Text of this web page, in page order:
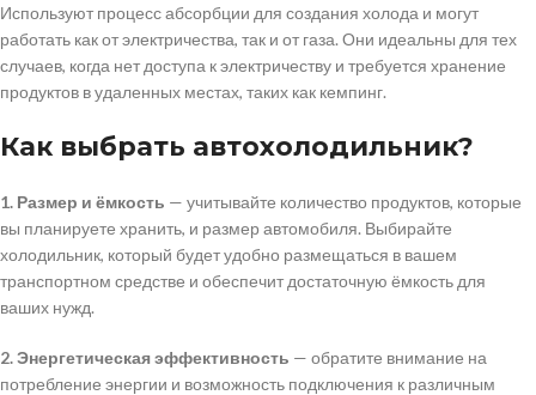
Используют процесс абсорбции для создания холода и могут
работать как от электричества, так и от газа. Они идеальны для тех
случаев, когда нет доступа к электричеству и требуется хранение
продуктов в удаленных местах, таких как кемпинг.
Как выбрать автохолодильник?
1. Размер и ёмкость — учитывайте количество продуктов, которые
вы планируете хранить, и размер автомобиля. Выбирайте
холодильник, который будет удобно размещаться в вашем
транспортном средстве и обеспечит достаточную ёмкость для
ваших нужд.
2. Энергетическая эффективность — обратите внимание на
потребление энергии и возможность подключения к различным